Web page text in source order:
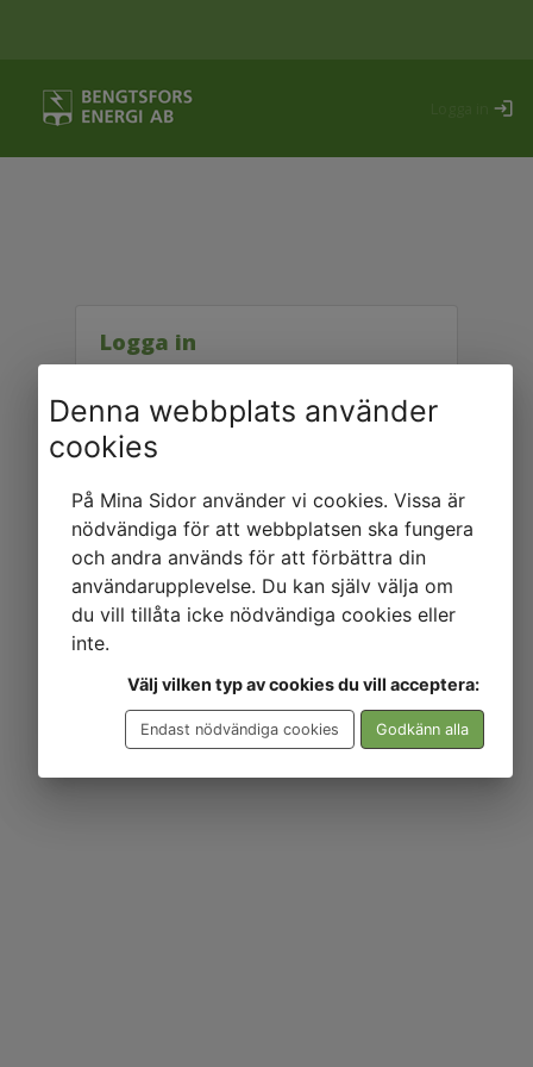
login
Logga in
help_outlinedHjälp mig att logga in
Logga in med lösenord
Denna webbplats använder
cookies
På Mina Sidor använder vi cookies. Vissa är
nödvändiga för att webbplatsen ska fungera
och andra används för att förbättra din
användarupplevelse. Du kan själv välja om
du vill tillåta icke nödvändiga cookies eller
inte.
Välj vilken typ av cookies du vill acceptera:
Endast nödvändiga cookies Godkänn alla